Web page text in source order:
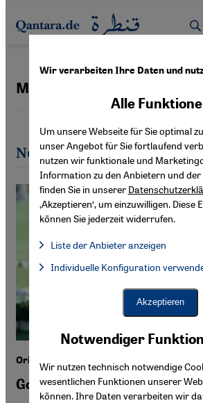
Direkt zum Inhalt springen
Manfred Sing
Neueste Artikel von
Orientalismus bei Olympia
Gold oder Kopftuch?
Wir verarbeiten Ihre Daten und
Notwendiger
Wir nutzen technisch notwendige
wesentlichen Funktionen unserer
können. Ihre Daten verarbeiten wir
Alle
Um unsere Webseite für Sie optimal
unser Angebot für Sie fortlaufend
nutzen wir funktionale und
Information zu den Anbietern und
finden Sie in unserer
‚Akzeptieren‘, um einzuwilligen. Diese
können Sie jederzeit widerrufen.
Liste der Anbieter anzeigen
Facebook Embed / Facebook
Facebook Embed / Facebook
Google Maps Embed
Individuelle Konfiguration
Akzeptieren